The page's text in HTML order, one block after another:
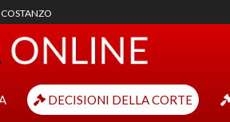
DECISIONI DELLA CORTE